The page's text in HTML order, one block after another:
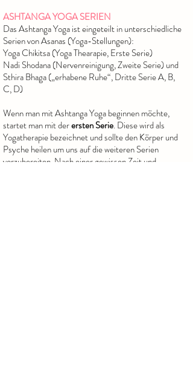
ASHTANGA YOGA SERIEN
Das Ashtanga Yoga ist eingeteilt in unterschiedliche
Serien von Asanas (Yoga-Stellungen):
Yoga Chikitsa (Yoga Thearapie, Erste Serie)
Nadi Shodana (Nervenreinigung, Zweite Serie) und
Sthira Bhaga („erhabene Ruhe“, Dritte Serie A, B,
C, D)
Wenn man mit Ashtanga Yoga beginnen möchte,
startet man mit derersten Serie.Diese wird als
Yogatherapie bezeichnet und sollte den Körper und
Psyche heilen um unsauf die weiteren Serien
vorzubereiten. Nach einer gewissen Zeit und